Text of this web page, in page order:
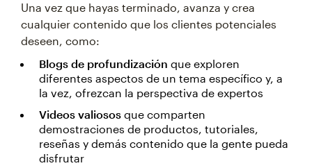
Una vez que hayas terminado, avanza y crea
cualquier contenido que los clientes potenciales
deseen, como:
Blogs de profundización que exploren
diferentes aspectos de un tema específico y, a
la vez, ofrezcan la perspectiva de expertos
Videos valiosos que comparten
demostraciones de productos, tutoriales,
reseñas y demás contenido que la gente pueda
disfrutar